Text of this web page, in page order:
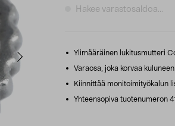
Hakee varastosaldoa...
Ylimääräinen lukitusmutteri
Varaosa, joka korvaa
Kiinnittää monitoimityökalun
Yhteensopiva tuotenumeron